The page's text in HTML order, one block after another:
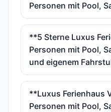
Personen mit Pool,
**5 Sterne Luxus
Personen mit Pool,
und eigenem
**Luxus Ferienhaus
Personen mit Pool,